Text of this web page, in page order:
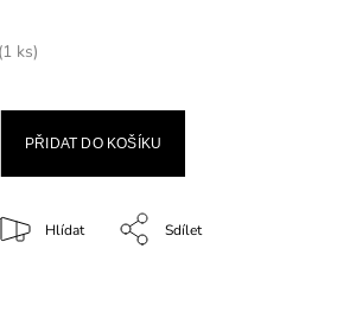
(1 ks)
PŘIDAT DO KOŠÍKU
Hlídat Sdílet